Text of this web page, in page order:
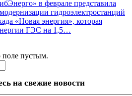
в феврале представила
гидроэлектростанций
«Новая энергия», которая
ГЭС на 1,5…
поле пустым.
на свежие новости